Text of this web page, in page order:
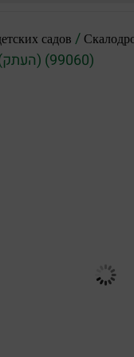
садов /
(העתק) (העתק) (העתק) (העתק) (העתק) (העתק) (העתק) (העתק) (99060)